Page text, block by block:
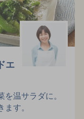
エ
温サラダに。
す。